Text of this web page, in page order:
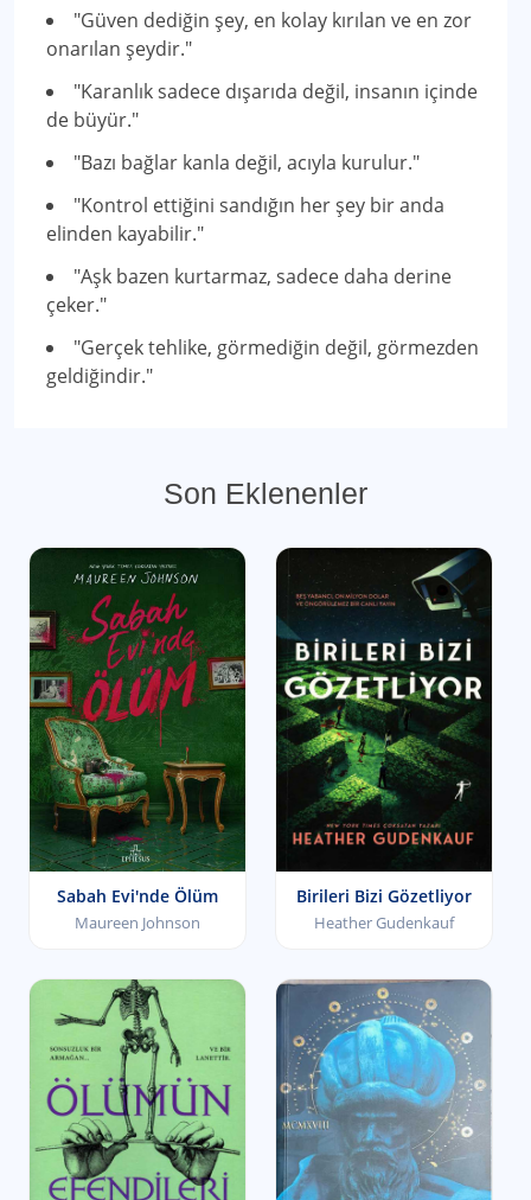
"Güven dediğin şey, en kolay kırılan ve en zor
onarılan şeydir."
"Karanlık sadece dışarıda değil, insanın içinde
de büyür."
"Bazı bağlar kanla değil, acıyla kurulur."
"Kontrol ettiğini sandığın her şey bir anda
elinden kayabilir."
"Aşk bazen kurtarmaz, sadece daha derine
çeker."
"Gerçek tehlike, görmediğin değil, görmezden
geldiğindir."
Son Eklenenler
Sabah Evi'nde Ölüm
Maureen Johnson
Birileri Bizi Gözetliyor
Heather Gudenkauf